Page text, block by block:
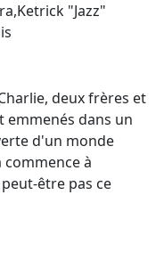
"Jazz"
deux frères et
dans un
d'un monde
commence à
être pas ce